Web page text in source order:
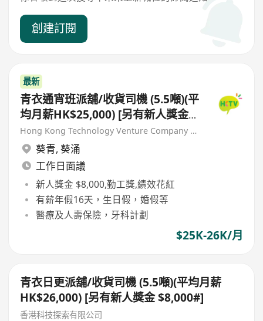
創建訂閱
最新
青衣通宵班派舖/收貨司機 (5.5噸)(平
均月薪HK$25,000) [另有新人獎金
$8,000#]
Hong Kong Technology Venture Company Limited(HKTV)
葵青, 葵涌
工作日面議
新人獎金 $8,000,勤工獎,績效花紅
有薪年假16天，生日假，婚假等
醫療及人壽保險，牙科計劃
$25K-26K/月
青衣日更派舖/收貨司機 (5.5噸)(平均月薪
HK$26,000) [另有新人獎金 $8,000#]
香港科技探索有限公司